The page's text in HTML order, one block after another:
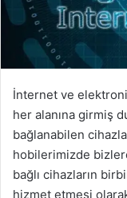
İnternet ve
her alanına girmiş
bağlanabilen
hobilerimizde
bağlı cihazların
hizmet etmesi